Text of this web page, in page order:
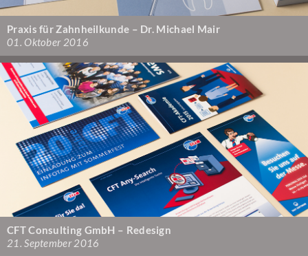
Praxis für Zahnheilkunde – Dr. Michael Mair
01. Oktober 2016
CFT Consulting GmbH – Redesign
21. September 2016